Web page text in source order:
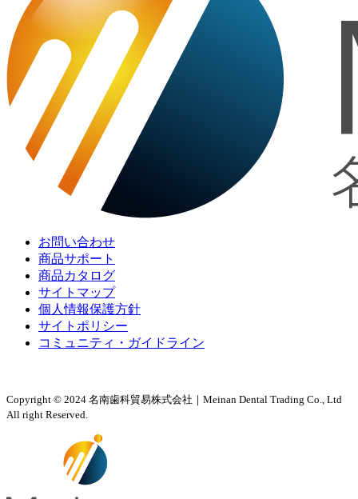
お問い合わせ
商品サポート
商品カタログ
サイトマップ
個人情報保護方針
サイトポリシー
コミュニティ・ガイドライン
Copyright © 2024 名南歯科貿易株式会社｜Meinan Dental Trading Co., Ltd
All right Reserved.